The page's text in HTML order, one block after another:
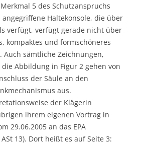
5 des Schutzanspruchs
Haltekonsole, die über
verfügt, verfügt gerade nicht über
kompaktes und formschöneres
Auch sämtliche Zeichnungen,
Abbildung in Figur 2 gehen von
der Säule an den
aus.
der Klägerin
ihrem eigenen Vortrag in
29.06.2005 an das EPA
13). Dort heißt es auf Seite 3: